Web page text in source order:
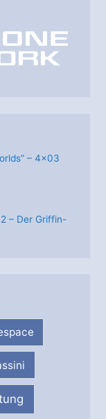
– 4×03
– Der Griffin-